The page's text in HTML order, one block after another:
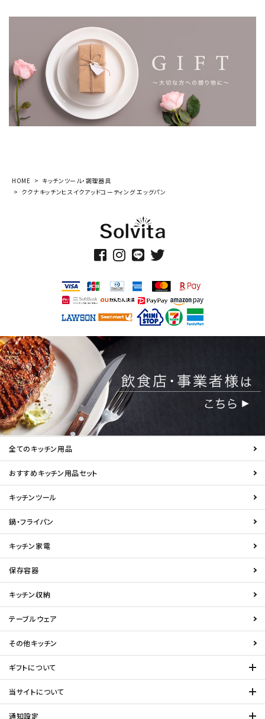
HOME
キッチンツール・調理器具
ククナキッチンヒスイクアッドコーティング エッグパン
全てのキッチン用品
おすすめキッチン用品セット
キッチンツール
鍋・フライパン
キッチン家電
保存容器
キッチン収納
テーブルウェア
その他キッチン
ギフトについて
当サイトについて
通知設定